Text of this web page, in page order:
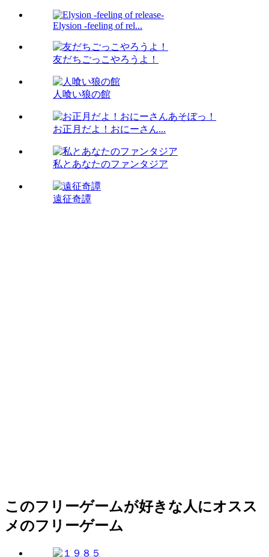
Elysion -feeling of rel...
友だちごっこやろうよ！
人喰い狼の館
お正月だよ！おにーさん...
私とあなたのファンタジア
遠征奇譚
このフリーゲームが好きな人にオスス
メのフリーゲーム